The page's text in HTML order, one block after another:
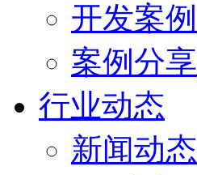
开发案例
案例分享
行业动态
新闻动态